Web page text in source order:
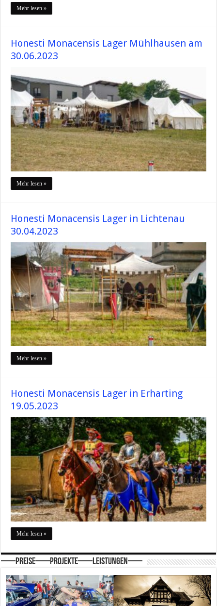
Mehr lesen »
Honesti Monacensis Lager Mühlhausen am
30.06.2023
Mehr lesen »
Honesti Monacensis Lager in Lichtenau
30.04.2023
Mehr lesen »
Honesti Monacensis Lager in Erharting
19.05.2023
Mehr lesen »
—–Preise—–Projekte—–Leistungen—–